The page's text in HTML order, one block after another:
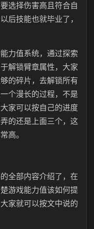
选择伤害高且符合自
后技能也就毕业了，
力值系统，通过探索
解锁臂章属性，大家
的碎片，去解锁所有
个漫长的过程，不是
家可以按自己的进度
的还是上面三个，这
高。
全部内容介绍了，在
游戏能力值该如何提
家就可以按文中说的